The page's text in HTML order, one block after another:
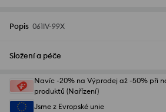
Popis 061IV-99X
Složení a péče
Navíc -20% na Výprodej až -50% při
produktů (Nařízení)
Jsme z Evropské unie